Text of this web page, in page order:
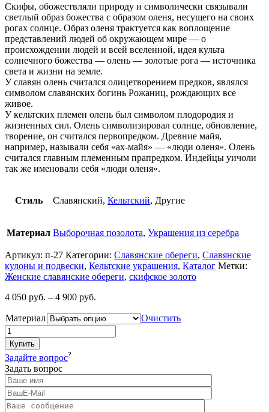
Скифы, обожествляли природу и символически связывали
светлый образ божества с образом оленя, несущего на своих
рогах солнце. Образ оленя трактуется как воплощение
представлений людей об окружающем мире — о
происхождении людей и всей вселенной, идея культа
солнечного божества — олень — золотые рога — источника
света и жизни на земле.
У славян олень считался олицетворением предков, являлся
символом славянских богинь Рожаниц, рождающих все
живое.
У кельтских племен олень был символом плодородия и
жизненных сил. Олень символизировал солнце, обновление,
творение, он считался первопредком. Древние майя,
например, называли себя «ах-майя» — «люди оленя». Олень
считался главным племенным прапредком. Индейцы уичоли
так же именовали себя «люди оленя».
Стиль Славянский, Кельтский, Другие
Материал Выборочная позолота, Украшения из серебра
Артикул: п-27 Категории: Славянские обереги, Славянские
кулоны и подвески, Кельтские украшения, Каталог Метки:
Женские славянские обереги, скифское золото
4 050 руб. – 4 900 руб.
Материал Очистить
Купить
Задайте вопрос?
Задать вопрос